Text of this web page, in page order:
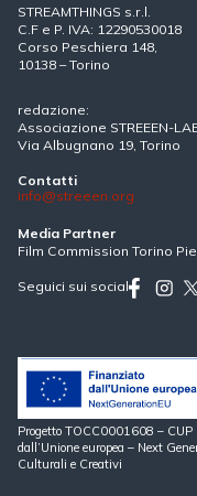
STREAMTHINGS s.r.l.
C.F e P. IVA: 12290530018
Corso Peschiera 148,
10138 – Torino
redazione:
Associazione STREEEN-
Via Albugnano 19, Torino
Contatti
info@streeen.org
Media Partner
Film Commission Torino
Seguici sui social
Progetto TOCC0001608 –
dall’Unione europea – Next
Culturali e Creativi